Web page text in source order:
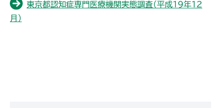
東京都認知症専門医療機関実態調査（平成19年12
月）